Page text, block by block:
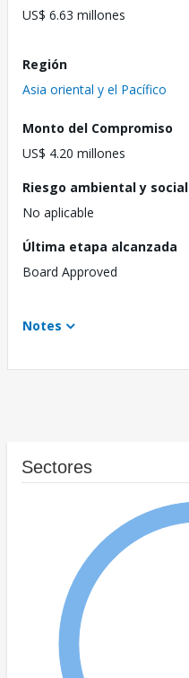
US$ 6.63 millones
Región
Asia oriental y el Pacífico
Monto del Compromiso
US$ 4.20 millones
Riesgo ambiental y social
No aplicable
Última etapa alcanzada
Board Approved
Notes
Sectores